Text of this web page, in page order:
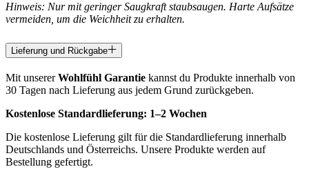
Hinweis: Nur mit geringer Saugkraft staubsaugen. Harte Aufsätze
vermeiden, um die Weichheit zu erhalten.
Lieferung und Rückgabe
Mit unsererWohlfühl Garantie kannst du Produkte innerhalb von
30 Tagen nach Lieferung aus jedem Grund zurückgeben.
Kostenlose Standardlieferung: 1–2 Wochen
Die kostenlose Lieferung gilt für die Standardlieferung innerhalb
Deutschlands und Österreichs. Unsere Produkte werden auf
Bestellung gefertigt.